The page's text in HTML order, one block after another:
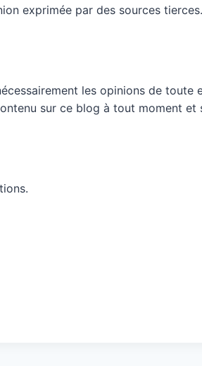
exprimée par des sources tierces.
les opinions de toute
sur ce blog à tout moment et